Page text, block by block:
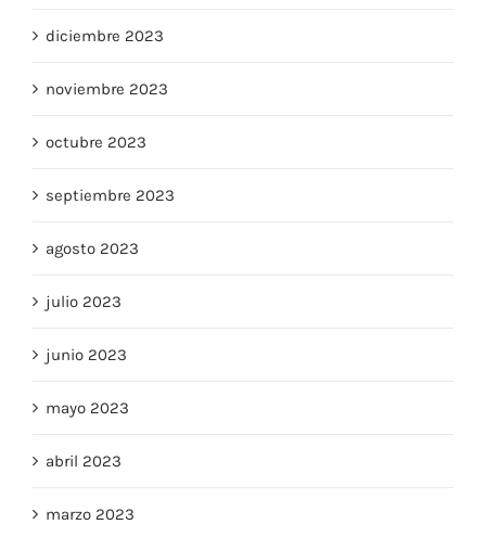
diciembre 2023
noviembre 2023
octubre 2023
septiembre 2023
agosto 2023
julio 2023
junio 2023
mayo 2023
abril 2023
marzo 2023